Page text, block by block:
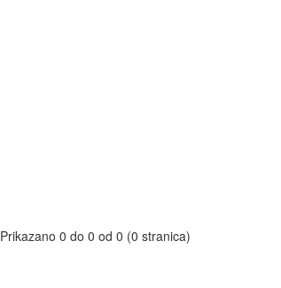
Prikazano 0 do 0 od 0 (0 stranica)